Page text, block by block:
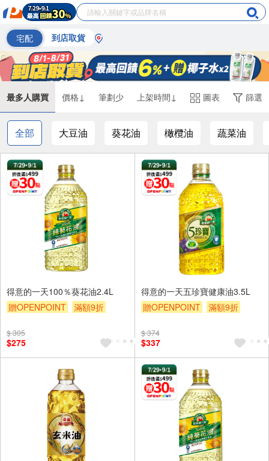
宅配 到店取貨
最多人購買 價格↓ 筆劃少 上架時間↓ 圖表 篩選
全部 大豆油 葵花油 橄欖油 蔬菜油
得意的一天100％葵花油2.4L
贈OPENPOINT
滿額9折
$ 305
$275
得意的一天五珍寶健康油3.5L
贈OPENPOINT
滿額9折
$ 374
$337